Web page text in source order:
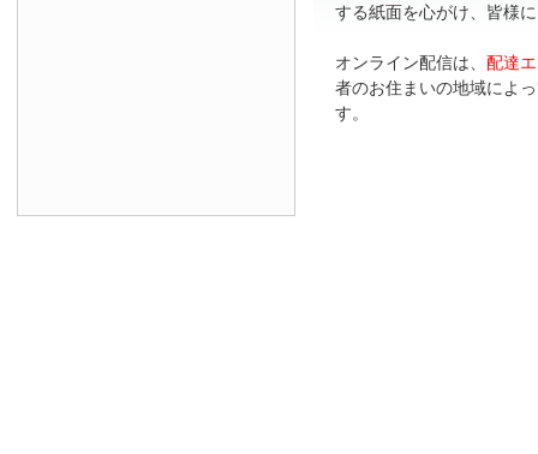
する紙面を心がけ、皆様
オンライン配信は、 配達
者のお住まいの地域によ
す。